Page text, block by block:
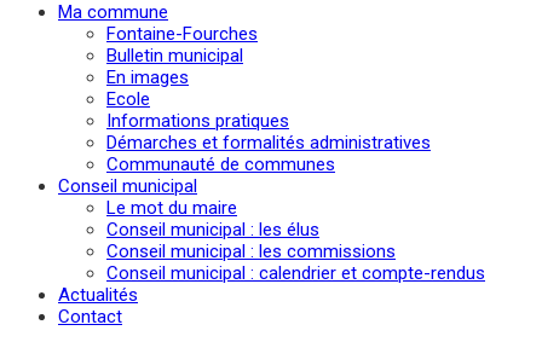
Ma commune
Fontaine-Fourches
Bulletin municipal
En images
Ecole
Informations pratiques
Démarches et formalités administratives
Communauté de communes
Conseil municipal
Le mot du maire
Conseil municipal : les élus
Conseil municipal : les commissions
Conseil municipal : calendrier et compte-rendus
Actualités
Contact